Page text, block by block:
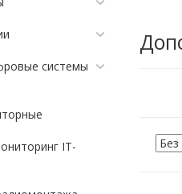
системы
IT-